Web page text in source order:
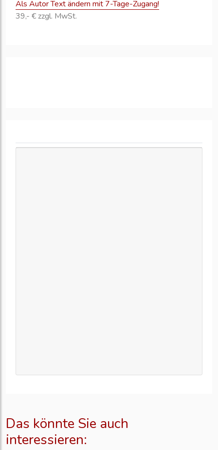
Als Autor Text ändern mit 7-Tage-Zugang!
39,- € zzgl. MwSt.
Das könnte Sie auch
interessieren: